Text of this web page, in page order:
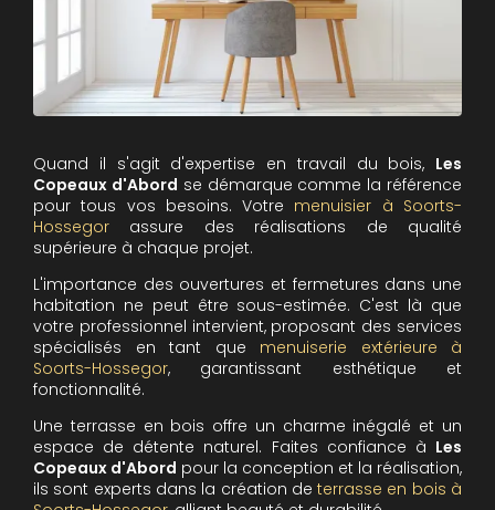
Quand il s'agit d'expertise en travail du bois, Les
Copeaux d'Abord se démarque comme la référence
pour tous vos besoins. Votre menuisier à Soorts-
Hossegor assure des réalisations de qualité
supérieure à chaque projet.
L'importance des ouvertures et fermetures dans une
habitation ne peut être sous-estimée. C'est là que
votre professionnel intervient, proposant des services
spécialisés en tant que menuiserie extérieure à
Soorts-Hossegor, garantissant esthétique et
fonctionnalité.
Une terrasse en bois offre un charme inégalé et un
espace de détente naturel. Faites confiance à Les
Copeaux d'Abord pour la conception et la réalisation,
ils sont experts dans la création deterrasse en bois à